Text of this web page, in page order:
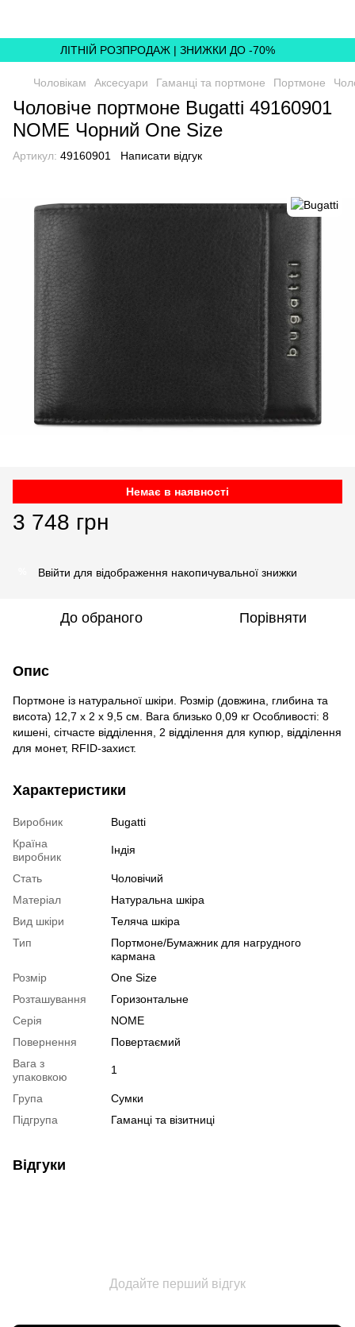
ЛІТНІЙ РОЗПРОДАЖ | ЗНИЖКИ ДО -70%
Чоловікам Аксесуари Гаманці та портмоне Портмоне
Чоловіче портмоне Bugatti 49160901
NOME Чорний One Size
Артикул: 49160901 Написати відгук
Немає в наявності
3 748 грн
Ввійти для відображення накопичувальної знижки
До обраного Порівняти
Опис
Портмоне із натуральної шкіри. Розмір (довжина, глибина та
висота) 12,7 х 2 х 9,5 см. Вага близько 0,09 кг Особливості: 8
кишені, сітчасте відділення, 2 відділення для купюр, відділення
для монет, RFID-захист.
Характеристики
Виробник
Bugatti
Країна
виробник
Індія
Стать
Чоловічий
Матеріал
Натуральна шкіра
Вид шкіри
Теляча шкіра
Тип
Портмоне/Бумажник для нагрудного
кармана
Розмір
One Size
Розташування
Горизонтальне
Серія
NOME
Повернення
Повертаємий
Вага з
упаковкою
1
Група
Сумки
Підгрупа
Гаманці та візитниці
Відгуки
Додайте перший відгук